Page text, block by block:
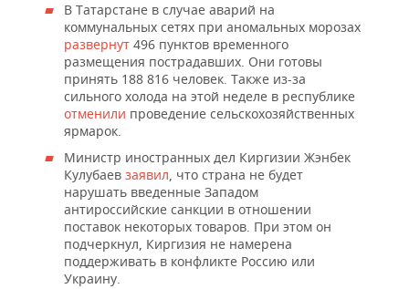
В Татарстане в случае аварий на
коммунальных сетях при аномальных морозах
развернут 496 пунктов временного
размещения пострадавших. Они готовы
принять 188 816 человек. Также из-за
сильного холода на этой неделе в республике
отменили проведение сельскохозяйственных
ярмарок.
Министр иностранных дел Киргизии Жэнбек
Кулубаев заявил, что страна не будет
нарушать введенные Западом
антироссийские санкции в отношении
поставок некоторых товаров. При этом он
подчеркнул, Киргизия не намерена
поддерживать в конфликте Россию или
Украину.